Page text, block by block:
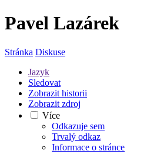
Pavel Lazárek
Stránka Diskuse
Jazyk
Sledovat
Zobrazit historii
Zobrazit zdroj
Více
Odkazuje sem
Trvalý odkaz
Informace o stránce